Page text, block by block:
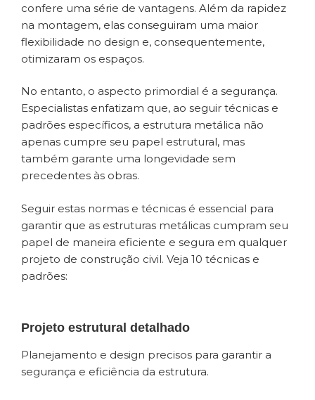
confere uma série de vantagens. Além da rapidez
na montagem, elas conseguiram uma maior
flexibilidade no design e, consequentemente,
otimizaram os espaços.
No entanto, o aspecto primordial é a segurança.
Especialistas enfatizam que, ao seguir técnicas e
padrões específicos, a estrutura metálica não
apenas cumpre seu papel estrutural, mas
também garante uma longevidade sem
precedentes às obras.
Seguir estas normas e técnicas é essencial para
garantir que as estruturas metálicas cumpram seu
papel de maneira eficiente e segura em qualquer
projeto de construção civil. Veja 10 técnicas e
padrões:
Projeto estrutural detalhado
Planejamento e design precisos para garantir a
segurança e eficiência da estrutura.